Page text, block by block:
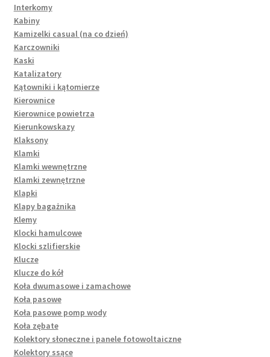
Interkomy
Kabiny
Kamizelki casual (na co dzień)
Karczowniki
Kaski
Katalizatory
Kątowniki i kątomierze
Kierownice
Kierownice powietrza
Kierunkowskazy
Klaksony
Klamki
Klamki wewnętrzne
Klamki zewnętrzne
Klapki
Klapy bagażnika
Klemy
Klocki hamulcowe
Klocki szlifierskie
Klucze
Klucze do kół
Koła dwumasowe i zamachowe
Koła pasowe
Koła pasowe pomp wody
Koła zębate
Kolektory słoneczne i panele fotowoltaiczne
Kolektory ssące